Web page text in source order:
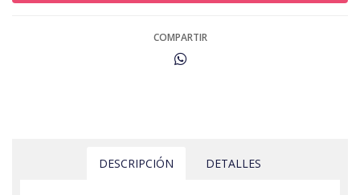
COMPARTIR
DESCRIPCIÓN DETALLES